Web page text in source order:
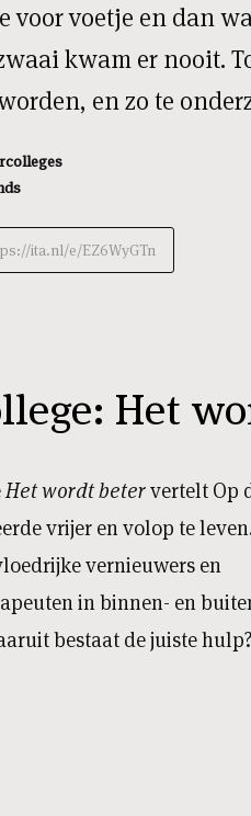
voor voetje en dan
kwam er nooit.
en zo te
ita.nl/e/EZ6WyGTn
Het
Het wordt betervertelt Op
vrijer en volop te
vernieuwers en
in binnen- en
bestaat de juiste hulp?